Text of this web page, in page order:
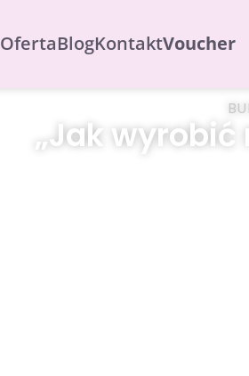
OfertaBlogKontaktVoucher
„Jak